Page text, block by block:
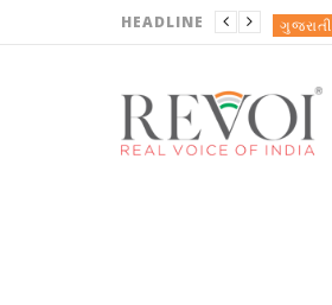
HEADLINE ગુજરાતી
ગુજરાતી
ગુજરાતી